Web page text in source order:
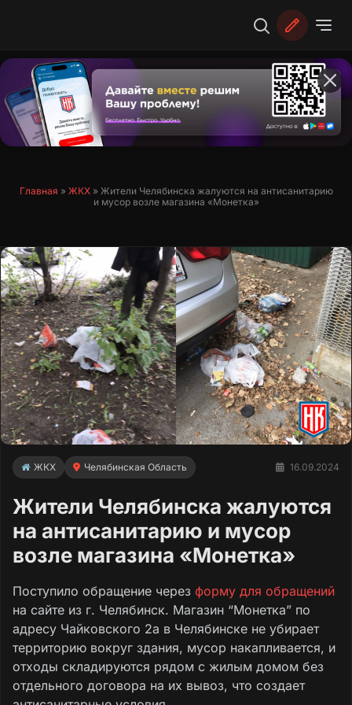
Главная » ЖКХ» Жители Челябинска жалуются на антисанитарию
и мусор возле магазина «Монетка»
ЖКХ Челябинская Область 16.09.2024
Жители Челябинска жалуются
на антисанитарию и мусор
возле магазина «Монетка»
Поступило обращение через форму для обращений
на сайте из г. Челябинск. Магазин “Монетка” по
адресу Чайковского 2а в Челябинске не убирает
территорию вокруг здания, мусор накапливается, и
отходы складируются рядом с жилым домом без
отдельного договора на их вывоз, что создает